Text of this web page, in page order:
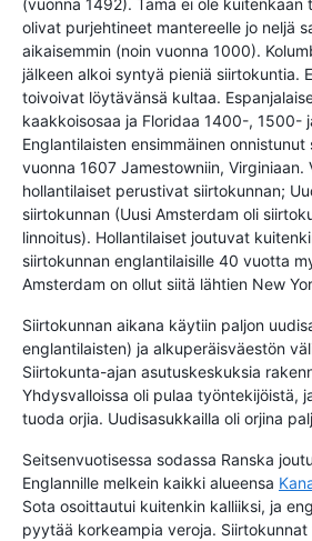
(vuonna 1492). Tämä ei ole
olivat purjehtineet mantereelle jo neljä
aikaisemmin (noin vuonna 1000).
jälkeen alkoi syntyä pieniä siirtokuntia.
toivoivat löytävänsä kultaa.
kaakkoisosaa ja Floridaa 1400-, 1500-
Englantilaisten ensimmäinen
vuonna 1607 Jamestowniin, Virginiaan.
hollantilaiset perustivat siirtokunnan;
siirtokunnan (Uusi Amsterdam oli
linnoitus). Hollantilaiset joutuvat
siirtokunnan englantilaisille 40 vuotta
Amsterdam on ollut siitä lähtien New
Siirtokunnan aikana käytiin paljon
englantilaisten) ja alkuperäisväestön
Siirtokunta-ajan asutuskeskuksia
Yhdysvalloissa oli pulaa työntekijöistä,
tuoda orjia. Uudisasukkailla oli orjina
Seitsenvuotisessa sodassa Ranska
Englannille melkein kaikki alueensa
Sota osoittautui kuitenkin kalliiksi, ja
pyytää korkeampia veroja.